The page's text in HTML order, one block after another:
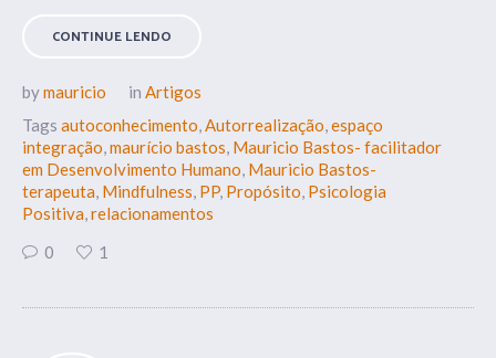
CONTINUE LENDO
bymauricio in Artigos
Tags autoconhecimento,Autorrealização,espaço
integração,maurício bastos, Mauricio Bastos- facilitador
em Desenvolvimento Humano, Mauricio Bastos-
terapeuta, Mindfulness, PP, Propósito, Psicologia
Positiva,relacionamentos
0
1